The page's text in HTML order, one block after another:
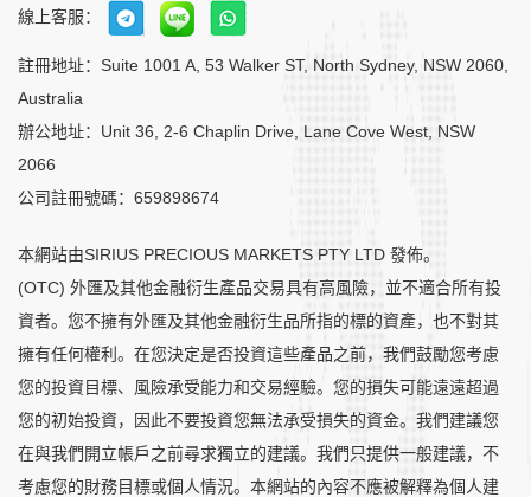
線上客服：
註冊地址：Suite 1001 A, 53 Walker ST, North Sydney, NSW 2060,
Australia
辦公地址：Unit 36, 2-6 Chaplin Drive, Lane Cove West, NSW
2066
公司註冊號碼：659898674
本網站由SIRIUS PRECIOUS MARKETS PTY LTD 發佈。
(OTC) 外匯及其他金融衍生產品交易具有高風險，並不適合所有投
資者。您不擁有外匯及其他金融衍生品所指的標的資產，也不對其
擁有任何權利。在您決定是否投資這些產品之前，我們鼓勵您考慮
您的投資目標、風險承受能力和交易經驗。您的損失可能遠遠超過
您的初始投資，因此不要投資您無法承受損失的資金。我們建議您
在與我們開立帳戶之前尋求獨立的建議。我們只提供一般建議，不
考慮您的財務目標或個人情況。本網站的內容不應被解釋為個人建